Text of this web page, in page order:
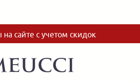
сайте с учетом скидок